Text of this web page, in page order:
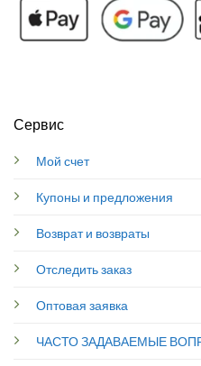
Сервис
Мой счет
Купоны и предложения
Возврат и возвраты
Отследить заказ
Оптовая заявка
ЧАСТО ЗАДАВАЕМЫЕ